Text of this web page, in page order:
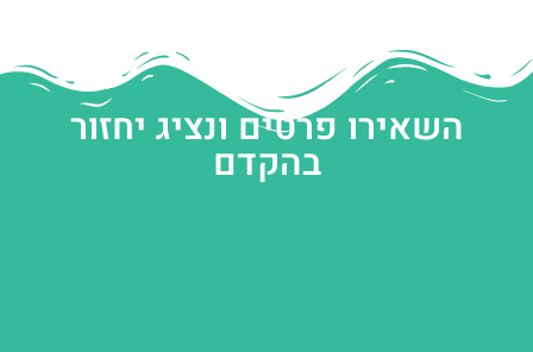
השאירו פרטים ונציג יחזור
בהקדם